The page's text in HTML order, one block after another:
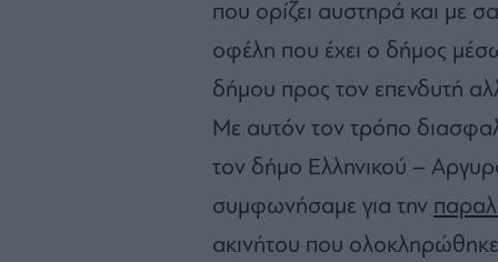
που ορίζει αυστηρά και με
οφέλη που έχει ο δήμος
δήμου προς τον επενδυτή
Με αυτόν τον τρόπο
τον δήμο Ελληνικού –
συμφωνήσαμε για την
ακινήτου που